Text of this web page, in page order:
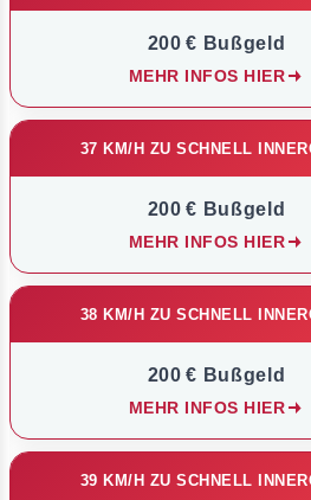
200 € Bußgeld
MEHR INFOS HIER
37 KM/H ZU SCHNELL
200 € Bußgeld
MEHR INFOS HIER
38 KM/H ZU SCHNELL
200 € Bußgeld
MEHR INFOS HIER
39 KM/H ZU SCHNELL